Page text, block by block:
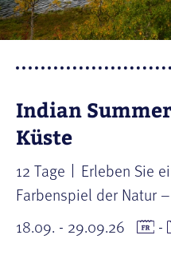
Indian
Küste
12 Tage
Erleben Sie
Farbenspiel der Natur
18.09. - 29.09.26
-